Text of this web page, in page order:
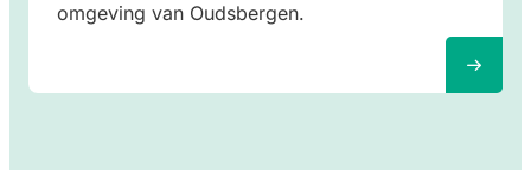
omgeving van Oudsbergen.